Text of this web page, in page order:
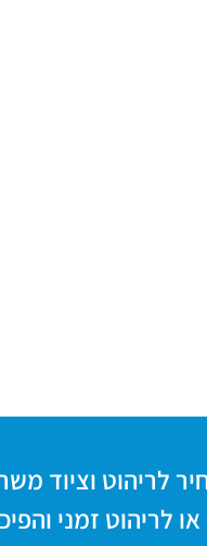
וציוד משרדי יד 2
לריהוט זמני